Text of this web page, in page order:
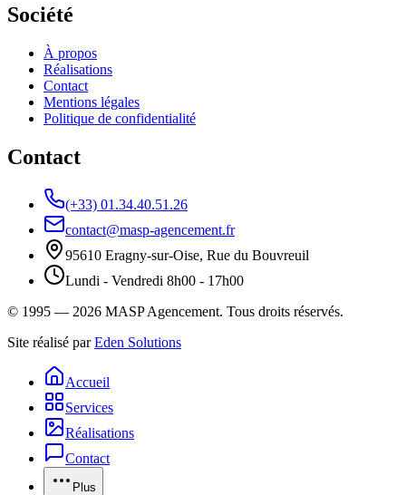
Société
À propos
Réalisations
Contact
Mentions légales
Politique de confidentialité
Contact
(+33) 01.34.40.51.26
contact@masp-agencement.fr
95610 Eragny-sur-Oise, Rue du Bouvreuil
Lundi - Vendredi 8h00 - 17h00
© 1995 — 2026 MASP Agencement. Tous droits réservés.
Site réalisé par Eden Solutions
Accueil
Services
Réalisations
Contact
Plus